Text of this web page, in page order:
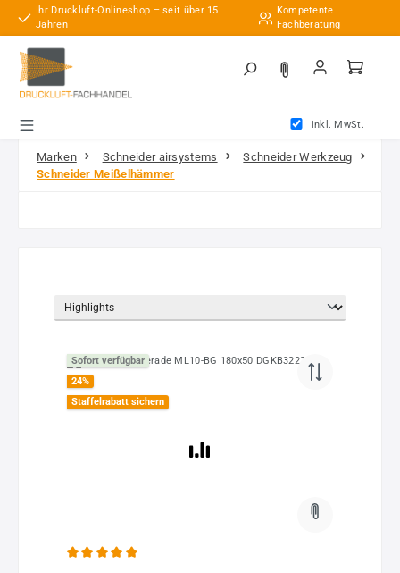
Zum Hauptinhalt springen
Ihr Druckluft-Onlineshop – seit über 15
Jahren
Kompetente
Fachberatung
inkl. MwSt.
Marken Schneider airsystems
Schneider Werkzeug
Schneider Meißelhämmer
Sofort verfügbar
24%
Staffelrabatt sichern